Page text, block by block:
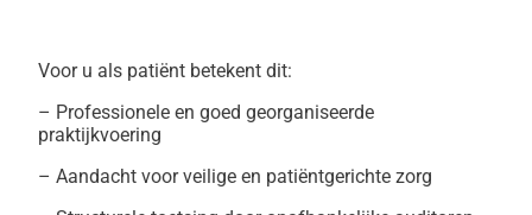
Voor u als patiënt betekent dit:
– Professionele en goed georganiseerde
praktijkvoering
– Aandacht voor veilige en patiëntgerichte zorg